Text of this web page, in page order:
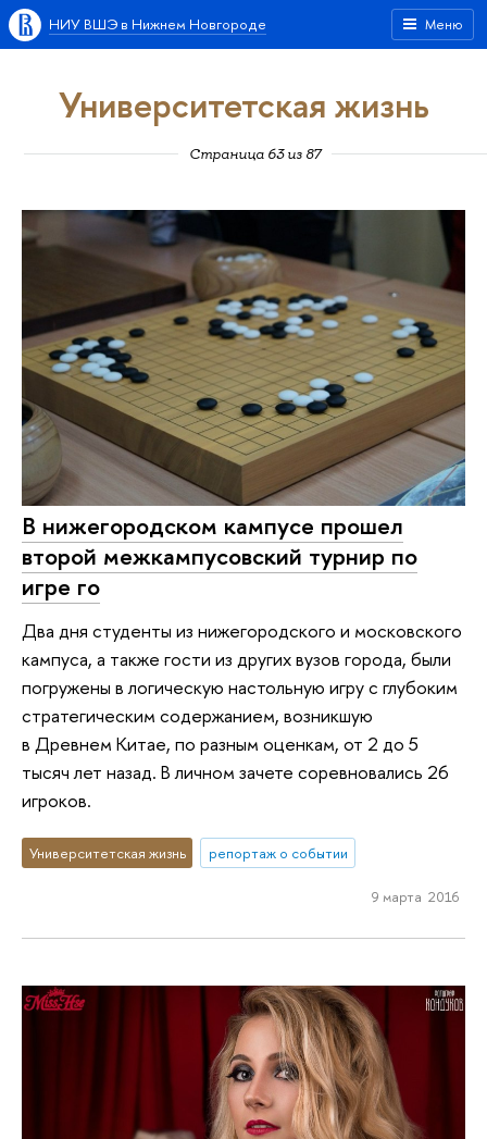
Меню
НИУ ВШЭ в Нижнем Новгороде
Университетская жизнь
Страница 63 из 87
В нижегородском кампусе прошел
второй межкампусовский турнир по
игре го
Два дня студенты из нижегородского и московского
кампуса, а также гости из других вузов города, были
погружены в логическую настольную игру с глубоким
стратегическим содержанием, возникшую
в Древнем Китае, по разным оценкам, от 2 до 5
тысяч лет назад. В личном зачете соревновались 26
игроков.
Университетская жизнь репортаж о событии
9 марта 2016